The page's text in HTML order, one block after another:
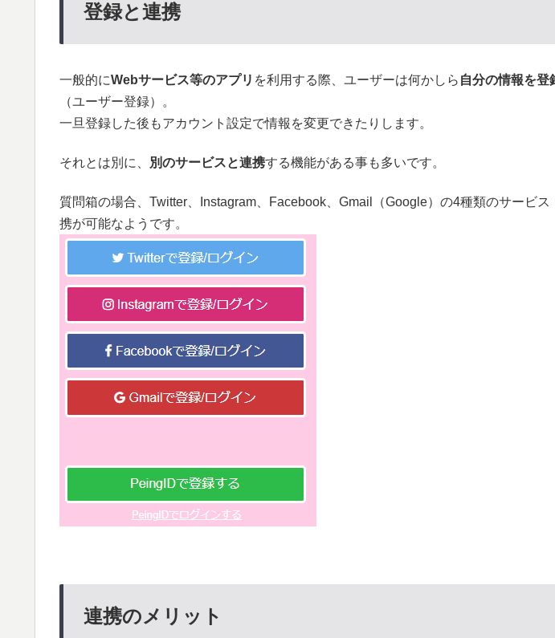
登録と連携
一般的にWebサービス等のアプリ を利用する際、ユーザーは何かしら 自分の情報を登
（ユーザー登録）。
一旦登録した後もアカウント設定で情報を変更できたりします。
それとは別に、 別のサービスと連携する機能がある事も多いです。
質問箱の場合、Twitter、Instagram、Facebook、Gmail（Google）の4種類のサービ
携が可能なようです。
連携のメリット